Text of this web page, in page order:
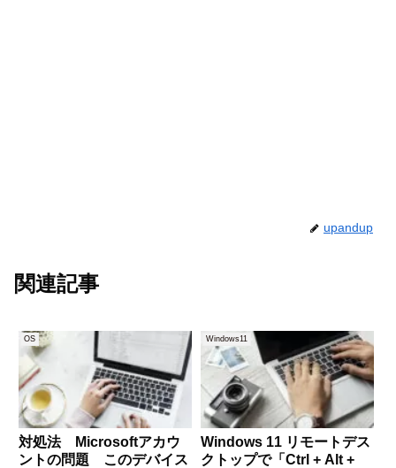
upandup
関連記事
OS
対処法 Microsoftアカウ
ントの問題 このデバイス
Windows11
Windows 11 リモートデス
クトップで「Ctrl + Alt +